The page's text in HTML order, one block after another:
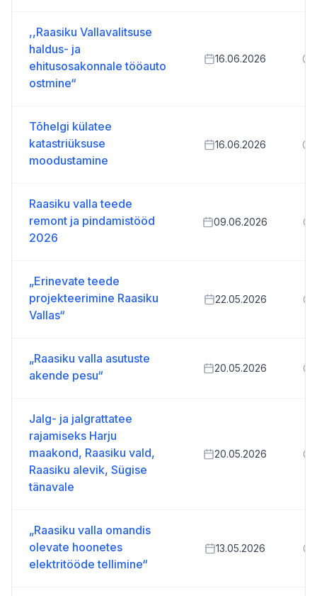
,,Raasiku Vallavalitsuse
haldus- ja
ehitusosakonnale tööauto
ostmine“
16.06.2026
Tõhelgi külatee
katastriüksuse
moodustamine
16.06.2026
Raasiku valla teede
remont ja pindamistööd
2026
09.06.2026
„Erinevate teede
projekteerimine Raasiku
Vallas“
22.05.2026
„Raasiku valla asutuste
akende pesu“
20.05.2026
Jalg- ja jalgrattatee
rajamiseks Harju
maakond, Raasiku vald,
Raasiku alevik, Sügise
tänavale
20.05.2026
„Raasiku valla omandis
olevate hoonetes
elektritööde tellimine“
13.05.2026